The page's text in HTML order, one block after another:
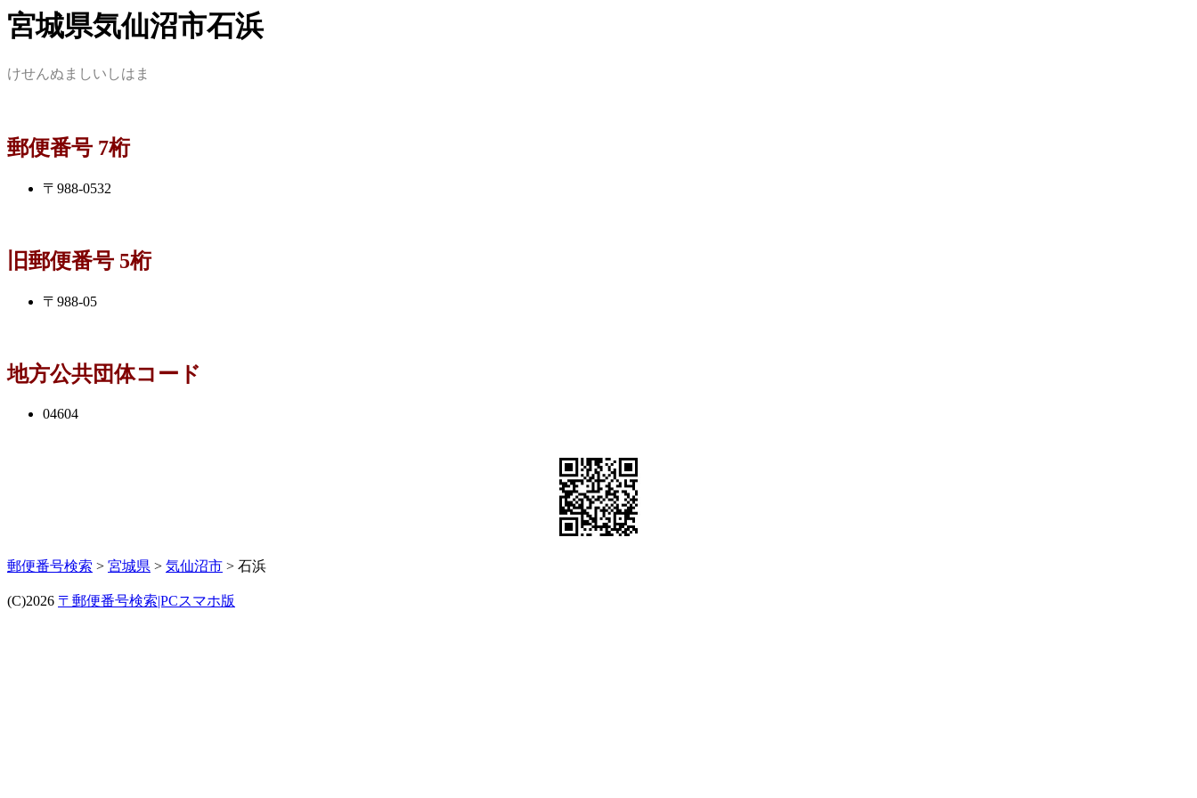
宮城県気仙沼市石浜
けせんぬましいしはま
郵便番号 7桁
〒988-0532
旧郵便番号 5桁
〒988-05
地方公共団体コード
04604
郵便番号検索 > 宮城県 > 気仙沼市 > 石浜
(C)2026 〒郵便番号検索|PCスマホ版